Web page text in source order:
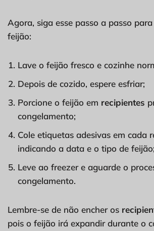
Agora, siga esse passo a passo
feijão:
Lave o feijão fresco e cozinhe
Depois de cozido, espere esfriar;
Porcione o feijão em recipientes
congelamento;
Cole etiquetas adesivas em cada
indicando a data e o tipo de feijão;
Leve ao freezer e aguarde o
congelamento.
Lembre-se de não encher os
pois o feijão irá expandir durante o